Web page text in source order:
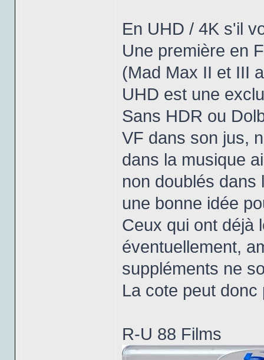
En UHD / 4K s'il
Une première en
(Mad Max II et III
UHD est une
Sans HDR ou
VF dans son jus,
dans la musique
non doublés dans
une bonne idée
Ceux qui ont déjà
éventuellement,
suppléments ne
La cote peut
R-U 88 Films